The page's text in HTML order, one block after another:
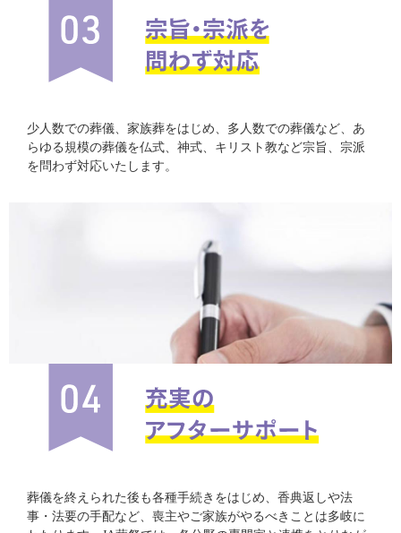
少人数での葬儀、家族葬をはじめ、多人数での葬儀など、あ
らゆる規模の葬儀を仏式、神式、キリスト教など宗旨、宗派
を問わず対応いたします。
葬儀を終えられた後も各種手続きをはじめ、香典返しや法
事・法要の手配など、喪主やご家族がやるべきことは多岐に